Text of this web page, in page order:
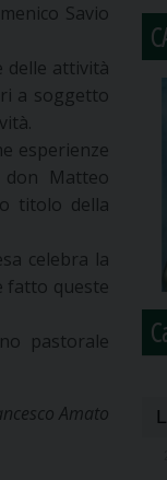
Savio
delle attività
a soggetto
esperienze
Matteo
titolo della
celebra la
fatto queste
pastorale
Amato